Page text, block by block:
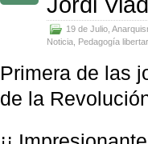
19 de Julio
Noticia Pedagogía
Primera de las
de la